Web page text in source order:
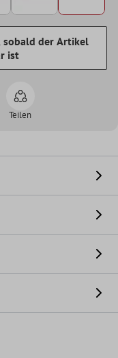
sobald der Artikel
ist
Teilen